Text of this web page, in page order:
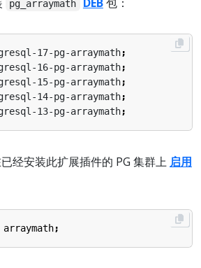
pg_arraymath
17-pg-arraymath;
16-pg-arraymath;
15-pg-arraymath;
14-pg-arraymath;
13-pg-arraymath;
经安装此扩展插件的 PG 集群上 启用
arraymath;